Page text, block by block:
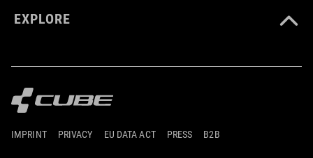
EXPLORE
IMPRINT PRIVACY EU DATA ACT PRESS B2B